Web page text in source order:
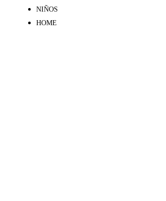
NIÑOS
HOME